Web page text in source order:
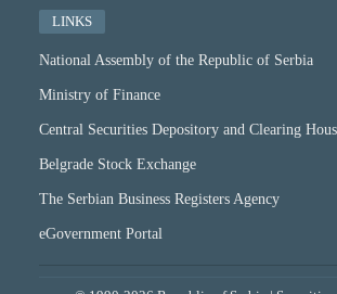
LINKS
National Assembly of the Republic of Serbia
Ministry of Finance
Central Securities Depository and Clearing
Belgrade Stock Exchange
The Serbian Business Registers Agency
eGovernment Portal